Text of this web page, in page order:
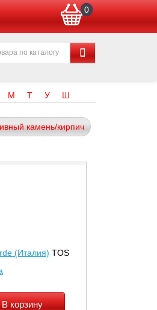
0
М Т У Ш
камень/кирпич
(Италия) TOS
В корзину